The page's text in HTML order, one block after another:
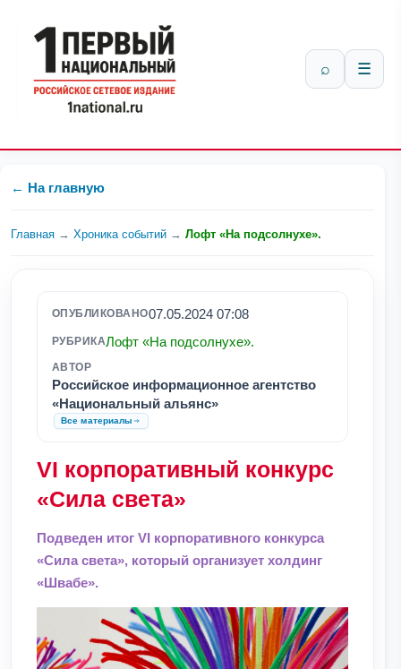
⌕ ☰
← На главную
Главная → Хроника событий → Лофт «На подсолнухе».
ОПУБЛИКОВАНО07.05.2024 07:08
РУБРИКАЛофт «На подсолнухе».
АВТОР
Российское информационное агентство
«Национальный альянс»
Все материалы
VI корпоративный конкурс
«Сила света»
Подведен итог VI корпоративного конкурса
«Сила света», который организует холдинг
«Швабе».